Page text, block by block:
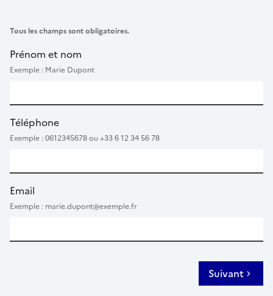
Tous les champs sont obligatoires.
Prénom et nom
Exemple : Marie Dupont
Téléphone
Exemple : 0612345678 ou +33 6 12 34 56 78
Email
Exemple : marie.dupont@exemple.fr
Suivant